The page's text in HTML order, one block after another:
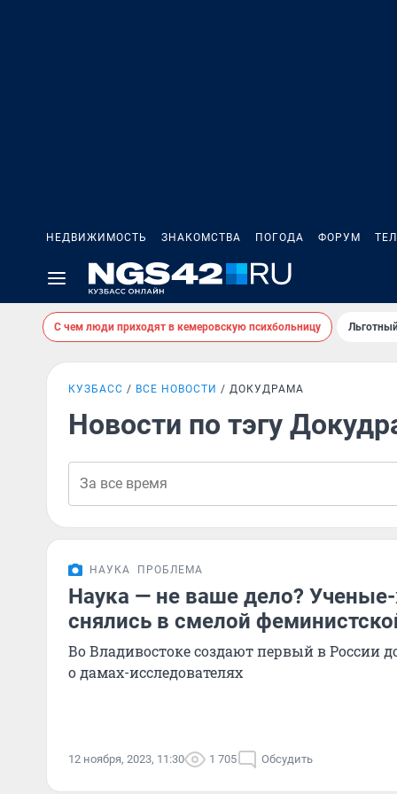
НЕДВИЖИМОСТЬ ЗНАКОМСТВА ПОГОДА ФОРУМ
С чем люди приходят в кемеровскую психбольницу
КУЗБАСС ВСЕ НОВОСТИ ДОКУДРАМА
Новости по тэгу
НАУКА ПРОБЛЕМА
Наука — не ваше дело?
снялись в смелой
Во Владивостоке создают первый в России
о дамах-исследователях
12 ноября, 2023, 11:30 1 705 Обсудить